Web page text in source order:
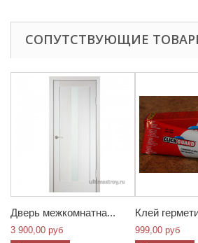
СОПУТСТВУЮЩИЕ
Дверь межкомнатна...
3 900,00 руб
Клей
999,00 руб